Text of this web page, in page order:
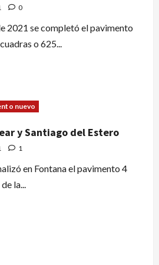
0
2021 se completó el pavimento
o 625...
nuevo
y Santiago del Estero
1
en Fontana el pavimento 4
la...